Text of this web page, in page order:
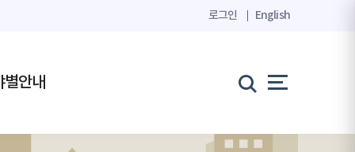
로그인 English
별안내